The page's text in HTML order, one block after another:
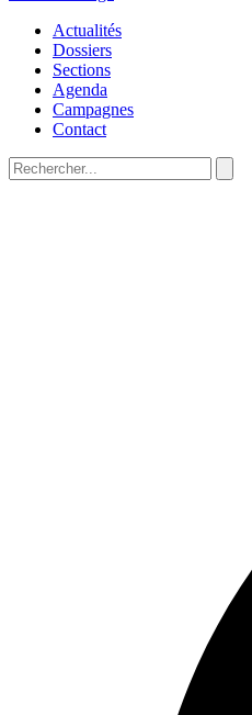
Actualités
Dossiers
Sections
Agenda
Campagnes
Contact